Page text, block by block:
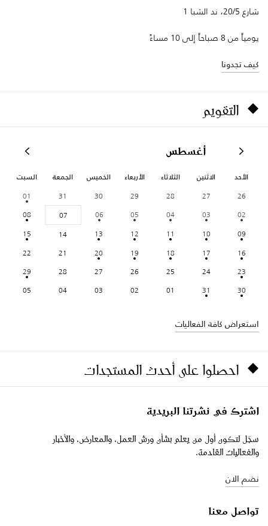
شارع 20/5، ند الشبا 1
يومياً من 8 صباحاً إلى 10 مساءً
كيف تجدونا
التقويم
أغسطس
الأحد الاثنين الثلاثاء الأربعاء الخميس الجمعة السبت
26
27
28
29
30
31
01
02
03
04
05
06
07
08
09
10
11
12
13
14
15
16
17
18
19
20
21
22
23
24
25
26
27
28
29
30
31
01
02
03
04
05
استعراض كافة الفعاليات
احصلوا على أحدث المستجدات
اشترك في نشرتنا البريدية
سجّل لتكون أول من يعلم بشأن ورش العمل، والمعارض، والأخبار
والفعاليات القادمة.
نضم الان
تواصل معنا